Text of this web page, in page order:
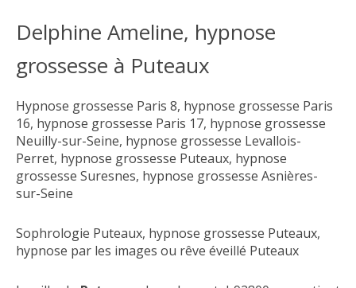
Delphine Ameline, hypnose
grossesse à Puteaux
Hypnose grossesse Paris 8, hypnose grossesse Paris
16, hypnose grossesse Paris 17, hypnose grossesse
Neuilly-sur-Seine, hypnose grossesse Levallois-
Perret, hypnose grossesse Puteaux, hypnose
grossesse Suresnes, hypnose grossesse Asnières-
sur-Seine
Sophrologie Puteaux, hypnose grossesse Puteaux,
hypnose par les images ou rêve éveillé Puteaux